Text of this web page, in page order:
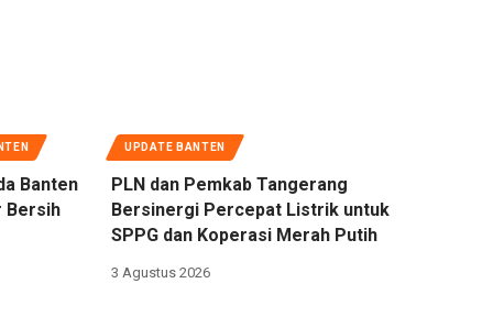
Banten
Bersih
UPDATE BANTEN
PLN dan Pemkab Tangerang
Bersinergi Percepat Listrik untuk
SPPG dan Koperasi Merah Putih
3 Agustus 2026